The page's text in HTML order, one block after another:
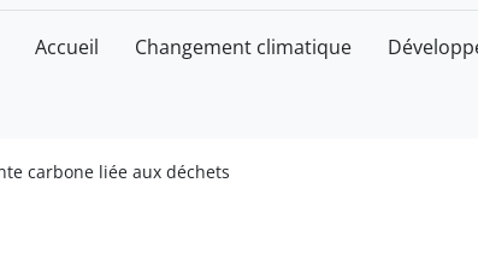
Accueil Changement climatique
carbone liée aux déchets